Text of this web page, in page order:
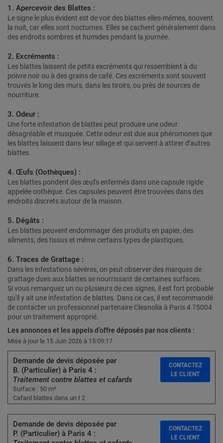
1. Apercevoir des Blattes :
Le signe le plus évident est de voir des blattes elles-mêmes, souvent
la nuit, car elles sont nocturnes. Elles se cachent généralement dans
des endroits sombres et humides pendant la journée.
2. Excréments :
Les blattes laissent de petits excréments qui ressemblent à du
poivre noir ou à des grains de café. Ces excréments sont souvent
trouvés le long des murs, dans les tiroirs, ou près de sources de
nourriture.
3. Odeur :
Une forte infestation de blattes peut produire une odeur
désagréable et musquée. Cette odeur est due aux phéromones que
les blattes laissent dans leur sillage et qui servent à attirer d'autres
blattes.
4. Œufs (Oothèques) :
Les blattes pondent des œufs enfermés dans une capsule rigide
appelée oothèque. Ces capsules peuvent être trouvées dans des
endroits discrets autour de la maison.
5. Dégâts :
Les blattes peuvent endommager des produits en papier, des
aliments, des tissus et même certains types de plastiques.
6. Traces de Grattage :
Dans les infestations sévères, on peut observer des marques de
grattage dues aux blattes se nourrissant de certaines surfaces.
Si vous remarquez un ou plusieurs de ces signes, il est fort probable
qu'il y ait une infestation de blattes. Dans ce cas, il est recommandé
de contacter un professionnel partenaire Cleanolia à Paris 4 75004
pour un traitement approprié.
Les annonces et les appels d’offre déposés par nos clients :
Mise à jour le 15 Juin 2026 à 15:09:17
Demande de devis déposée par
B. (Particulier) à Paris 4 :
Traitement contre blattes et cafards
Surface : 50 m²
Cafard blattes dans un t 2
CONTACTEZ
LE CLIENT
Demande de devis déposée par
P. (Particulier) à Paris 4 :
CONTACTEZ
LE CLIENT